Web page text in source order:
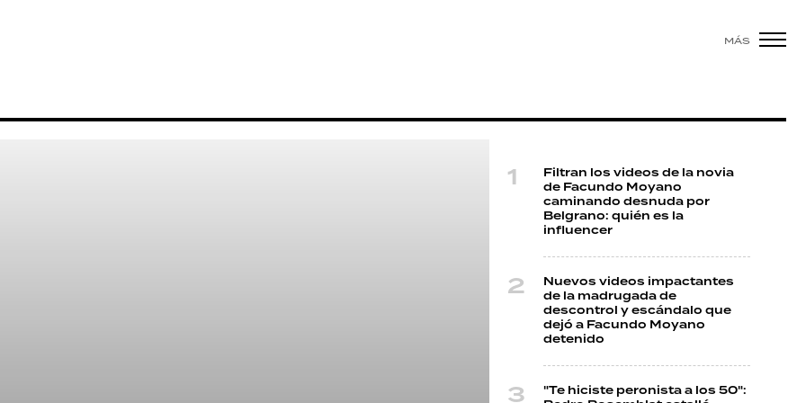
MÁS
Filtran los videos de la novia
de Facundo Moyano
caminando desnuda por
Belgrano: quién es la
influencer
Nuevos videos impactantes
de la madrugada de
descontrol y escándalo que
dejó a Facundo Moyano
detenido
"Te hiciste peronista a los 50":